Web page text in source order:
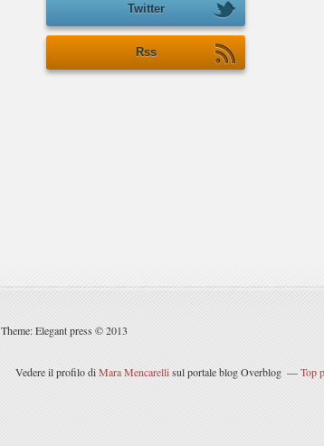
Twitter
Rss
Theme: Elegant press © 2013
Vedere il profilo diMara Mencarellisul portale blog Overblog Top